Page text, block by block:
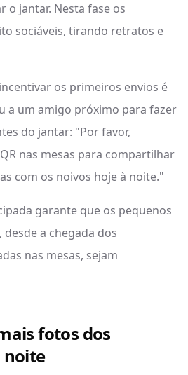
o jantar. Nesta fase os
sociáveis, tirando retratos e
os primeiros envios é
a um amigo próximo para fazer
do jantar: "Por favor,
nas mesas para compartilhar
com os noivos hoje à noite."
garante que os pequenos
a chegada dos
nas mesas, sejam
fotos dos
noite